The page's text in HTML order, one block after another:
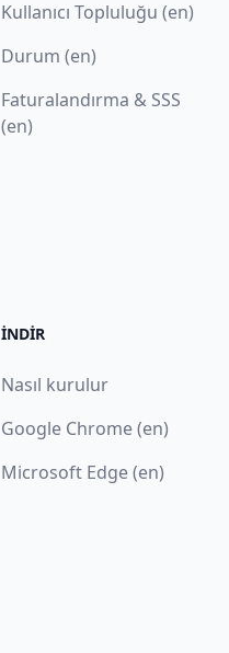
Kullanıcı Topluluğu (en)
Durum (en)
Faturalandırma & SSS
(en)
İNDIR
Nasıl kurulur
Google Chrome (en)
Microsoft Edge (en)